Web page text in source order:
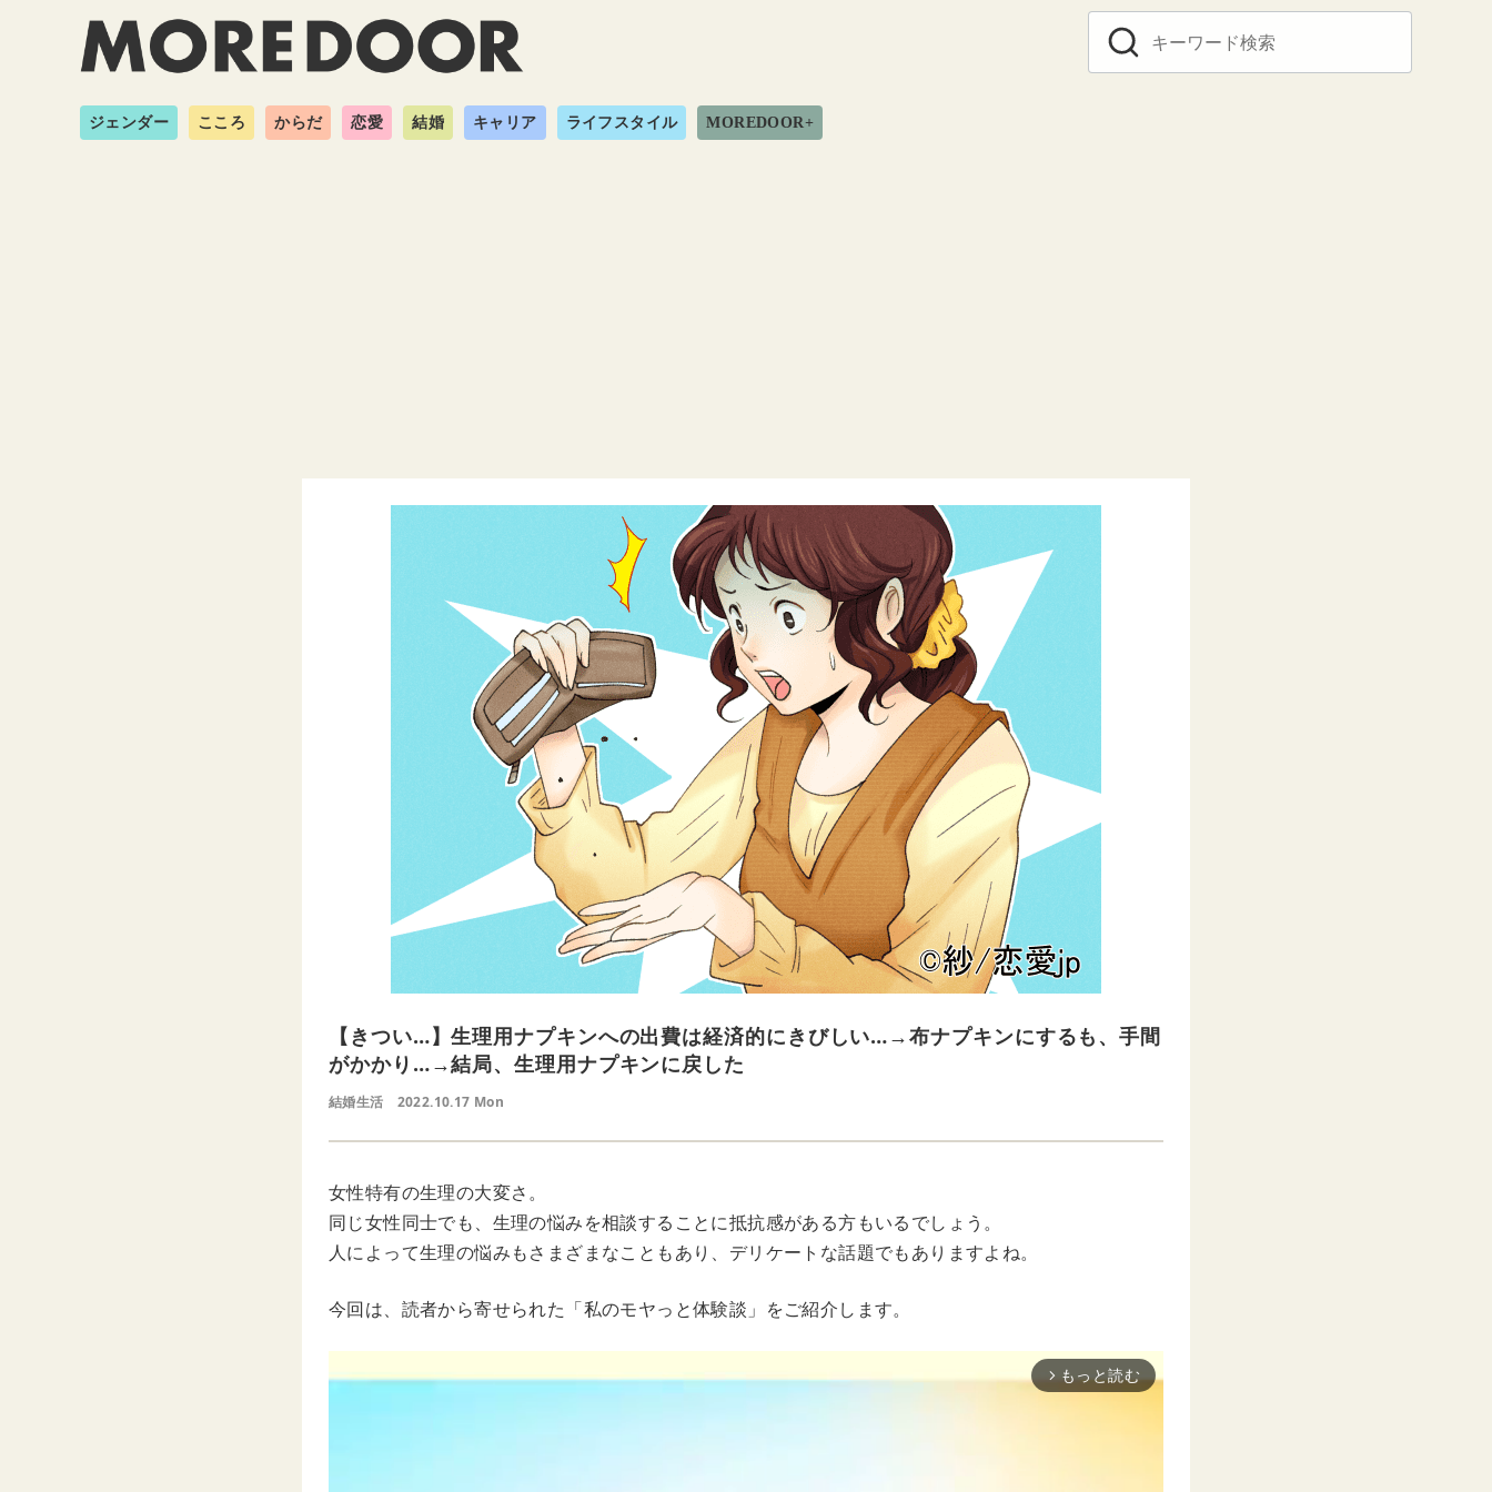
ジェンダー こころ からだ 恋愛 結婚 キャリア ライフスタイル MOREDOOR+
【きつい…】生理用ナプキンへの出費は経済的にきびしい…→布ナプキンにするも、手間
がかかり…→結局、生理用ナプキンに戻した
結婚生活 2022.10.17 Mon
女性特有の生理の大変さ。
同じ女性同士でも、生理の悩みを相談することに抵抗感がある方もいるでしょう。
人によって生理の悩みもさまざまなこともあり、デリケートな話題でもありますよね。
今回は、読者から寄せられた「私のモヤっと体験談」をご紹介します。
arrow_forward_ios もっと読む